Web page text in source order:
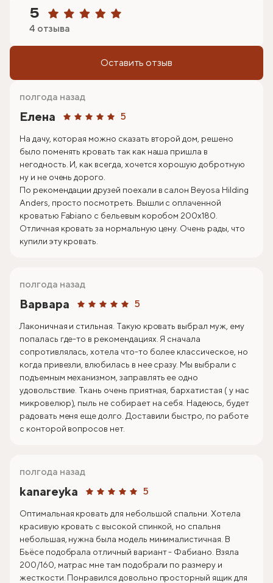
5
4 отзыва
Оставить отзыв
Елена 5
полгода назад
На дачу, которая можно сказать второй дом, решено
было поменять кровать так как наша пришла в
негодность. И, как всегда, хочется хорошую добротную
ну и не очень дорого.
По рекомендации друзей поехали в салон Beyosa Hilding
Anders, просто посмотреть. Вышли с оплаченной
кроватью Fabiano с бельевым коробом 200х180.
Отличная кровать за нормальную цену. Очень рады, что
купили эту кровать.
Варвара 5
полгода назад
Лаконичная и стильная. Такую кровать выбрал муж, ему
попалась где-то в рекомендациях. Я сначала
сопротивлялась, хотела что-то более классическое, но
когда привезли, влюбилась в нее сразу. Мы выбрали с
подъемным механизмом, заправлять ее одно
удовольствие. Ткань очень приятная, бархатистая ( у нас
микровелюр), пыль не собирает на себя. Надеюсь, будет
радовать меня еще долго. Доставили быстро, по работе
с конторой вопросов нет.
kanareyka 5
полгода назад
Оптимальная кровать для небольшой спальни. Хотела
красивую кровать с высокой спинкой, но спальня
небольшая, нужна была модель минималистичная. В
Бьёсе подобрала отличный вариант - Фабиано. Взяла
200/160, матрас мне там подобрали по размеру и
жесткости. Понравился довольно просторный ящик для